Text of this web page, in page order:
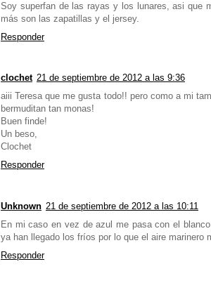
Soy superfan de las rayas y los lunares, asi que
más son las zapatillas y el jersey.
Responder
clochet 21 de septiembre de 2012 a las 9:36
aiii Teresa que me gusta todo!! pero como a mi
bermuditan tan monas!
Buen finde!
Un beso,
Clochet
Responder
Unknown 21 de septiembre de 2012 a las 10:11
En mi caso en vez de azul me pasa con el
ya han llegado los fríos por lo que el aire marinero
Responder